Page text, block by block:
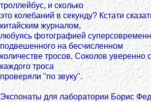
троллейбус, и сколько
это колебаний в секунду? Кстати
китайским журналом,
любуясь фотографией
подвешенного на бесчисленном
количестве тросов, Соколов уверенно
каждого троса
проверяли "по звуку".
Экспонаты для лаборатории Борис